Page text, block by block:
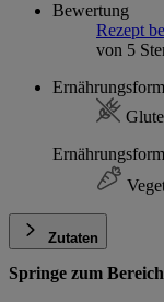
Bewertung
Rezept
von 5
Ernährungsform
Ernährungsform
Zutaten
Springe zum Bereich